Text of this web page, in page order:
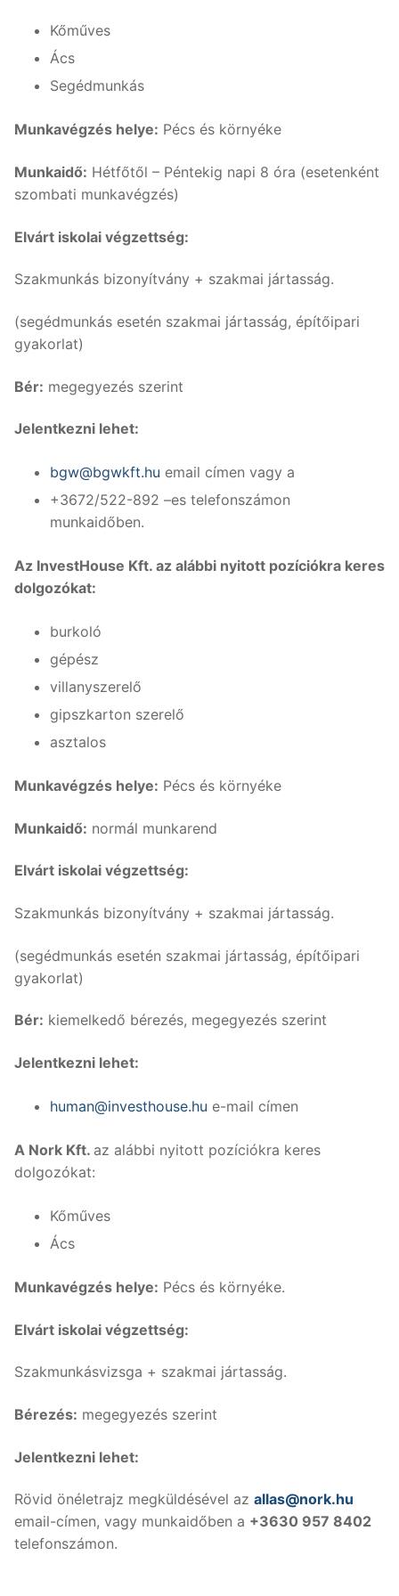
Kőműves
Ács
Segédmunkás
Munkavégzés helye: Pécs és környéke
Munkaidő: Hétfőtől – Péntekig napi 8 óra (esetenként
szombati munkavégzés)
Elvárt iskolai végzettség:
Szakmunkás bizonyítvány + szakmai jártasság.
(segédmunkás esetén szakmai jártasság, építőipari
gyakorlat)
Bér: megegyezés szerint
Jelentkezni lehet:
bgw@bgwkft.hu email címen vagy a
+3672/522-892 –es telefonszámon
munkaidőben.
Az InvestHouse Kft. az alábbi nyitott pozíciókra keres
dolgozókat:
burkoló
gépész
villanyszerelő
gipszkarton szerelő
asztalos
Munkavégzés helye: Pécs és környéke
Munkaidő: normál munkarend
Elvárt iskolai végzettség:
Szakmunkás bizonyítvány + szakmai jártasság.
(segédmunkás esetén szakmai jártasság, építőipari
gyakorlat)
Bér: kiemelkedő bérezés, megegyezés szerint
Jelentkezni lehet:
human@investhouse.hu e-mail címen
A Nork Kft. az alábbi nyitott pozíciókra keres
dolgozókat:
Kőműves
Ács
Munkavégzés helye: Pécs és környéke.
Elvárt iskolai végzettség:
Szakmunkásvizsga + szakmai jártasság.
Bérezés: megegyezés szerint
Jelentkezni lehet:
Rövid önéletrajz megküldésével az allas@nork.hu
email-címen, vagy munkaidőben a +3630 957 8402
telefonszámon.